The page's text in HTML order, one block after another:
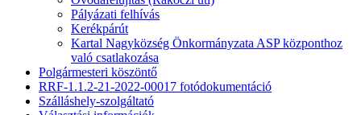
Pályázati felhívás
Kerékpárút
Kartal Nagyközség Önkormányzata ASP központhoz
való csatlakozása
Polgármesteri köszöntő
RRF-1.1.2-21-2022-00017 fotódokumentáció
Szálláshely-szolgáltató